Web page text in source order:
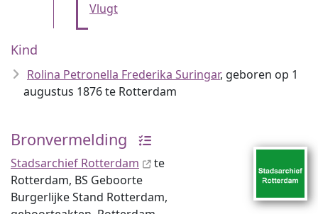
Vlugt
Kind
Rolina Petronella Frederika Suringar, geboren op 1
augustus 1876 te Rotterdam
Bronvermelding
Stadsarchief Rotterdam
te
Rotterdam, BS Geboorte
Burgerlijke Stand Rotterdam,